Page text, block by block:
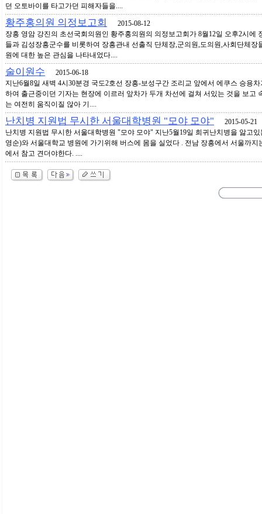
던 오토바이를 타고가던 피해자들을....
황주홍의원 의정보고회
2015-08-12
장흥 영암 강진의 초선국회의원인 황주홍의원의 의정보고회가 8월12일 오후2시에
들과 김성장흥군수를 비롯하여 장흥관내 선출직 단체장,군의원,도의원,사회단체장
원에 대한 높은 관심을 나타내었다....
술이원수 2015-06-18
지난6월8일 새벽 4시30분경 국도2호선 장흥-보성구간 조리교 앞에서 에쿠스 승용
하여 출근중이던 기자는 현장에 이르러 앞차가 두개 차선에 걸쳐 서있는 것을 보고
는 여전히 움직이질 않아 기....
난치병 지원법 무시한 서울대학병원 "모야 모야" 2015-05-21
난치병 지원법 무시한 서울대학병원 "모야 모야" 지난5월19일 희귀난치병을 앓고
영순)와 서울대학교 병원에 가기위해 버스에 몸을 실었다 . 전남 장흥에서 서울까
에서 참고 견더야한다. ....